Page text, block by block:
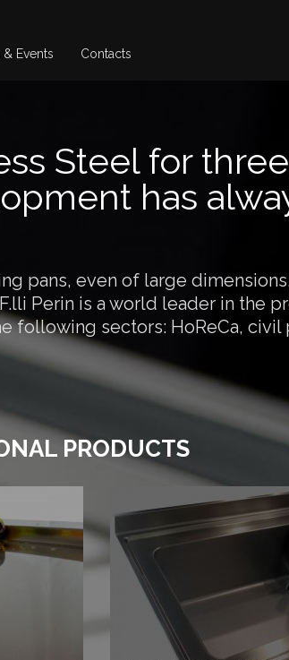
& Events Contacts
Steel for three
has
pans, even of large
Perin is a world leader in the
following sectors: HoReCa, civil
PRODUCTS